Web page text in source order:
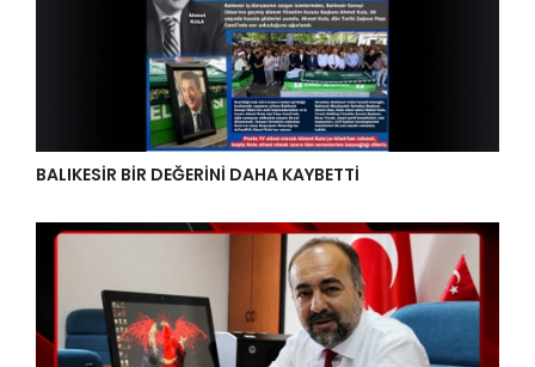
BALIKESİR BİR DEĞERİNİ DAHA KAYBETTİ